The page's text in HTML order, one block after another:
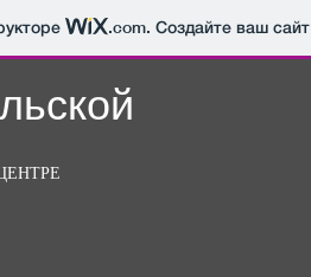
.com. Создайте ваш